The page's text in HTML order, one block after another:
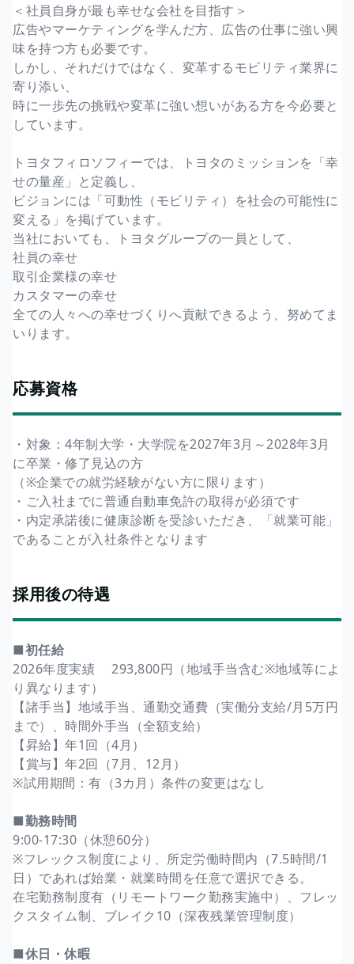
＜社員自身が最も幸せな会社を目指す＞
広告やマーケティングを学んだ方、広告の仕事に強い興
味を持つ方も必要です。
しかし、それだけではなく、変革するモビリティ業界に
寄り添い、
時に一歩先の挑戦や変革に強い想いがある方を今必要と
しています。
トヨタフィロソフィーでは、トヨタのミッションを「幸
せの量産」と定義し、
ビジョンには「可動性（モビリティ）を社会の可能性に
変える」を掲げています。
当社においても、トヨタグループの一員として、
社員の幸せ
取引企業様の幸せ
カスタマーの幸せ
全ての人々への幸せづくりへ貢献できるよう、努めてま
いります。
応募資格
・対象：4年制大学・大学院を2027年3月～2028年3月
に卒業・修了見込の方
（※企業での就労経験がない方に限ります）
・ご入社までに普通自動車免許の取得が必須です
・内定承諾後に健康診断を受診いただき、「就業可能」
であることが入社条件となります
採用後の待遇
■初任給
2026年度実績 293,800円（地域手当含む※地域等によ
り異なります）
【諸手当】地域手当、通勤交通費（実働分支給/月5万円
まで）、時間外手当（全額支給）
【昇給】年1回（4月）
【賞与】年2回（7月、12月）
※試用期間：有（3カ月）条件の変更はなし
■勤務時間
9:00-17:30（休憩60分）
※フレックス制度により、所定労働時間内（7.5時間/1
日）であれば始業・就業時間を任意で選択できる。
在宅勤務制度有（リモートワーク勤務実施中）、フレッ
クスタイム制、ブレイク10（深夜残業管理制度）
■休日・休暇